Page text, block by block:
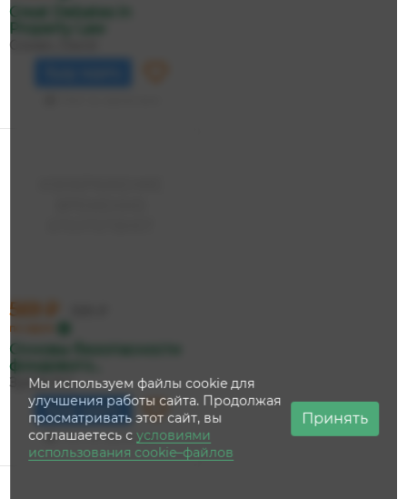
Great Debates in
Property Law
Cowan, David
569 ₽
по карте
Основы безопасности
фондового...
Зуева А.С.
Буду ждать
Нет в наличии
Мы используем файлы cookie для
улучшения работы сайта. Продолжая
просматривать этот сайт, вы
соглашаетесь сусловиями
использования cookie–файлов
Принять